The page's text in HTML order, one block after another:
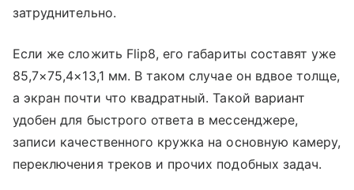
затруднительно.
Если же сложить Flip8, его габариты составят уже
85,7×75,4×13,1 мм. В таком случае он вдвое толще,
а экран почти что квадратный. Такой вариант
удобен для быстрого ответа в мессенджере,
записи качественного кружка на основную камеру,
переключения треков и прочих подобных задач.